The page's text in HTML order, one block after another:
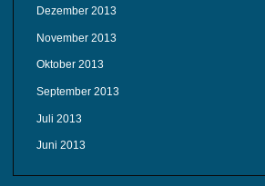
Dezember 2013
November 2013
Oktober 2013
September 2013
Juli 2013
Juni 2013